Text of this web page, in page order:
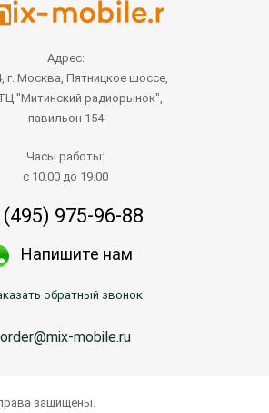
Адрес:
г. Москва, Пятницкое шоссе,
"Митинский радиорынок",
павильон 154
Часы работы:
с 10.00 до 19.00
(495) 975-96-88
Напишите нам
обратный звонок
order@mix-mobile.ru
защищены.